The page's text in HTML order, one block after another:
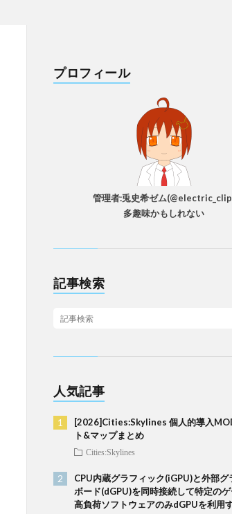
プロフィール
管理者:兎史希ゼム
多趣味かもしれない
記事検索
人気記事
[2026]Cities:Skylines 個人的導入
ト&マップまとめ
Cities:Skylines
CPU内蔵グラフィック(iGPU)と外部グ
ボード(dGPU)を同時接続して特定の
高負荷ソフトウェアのみdGPUを利用